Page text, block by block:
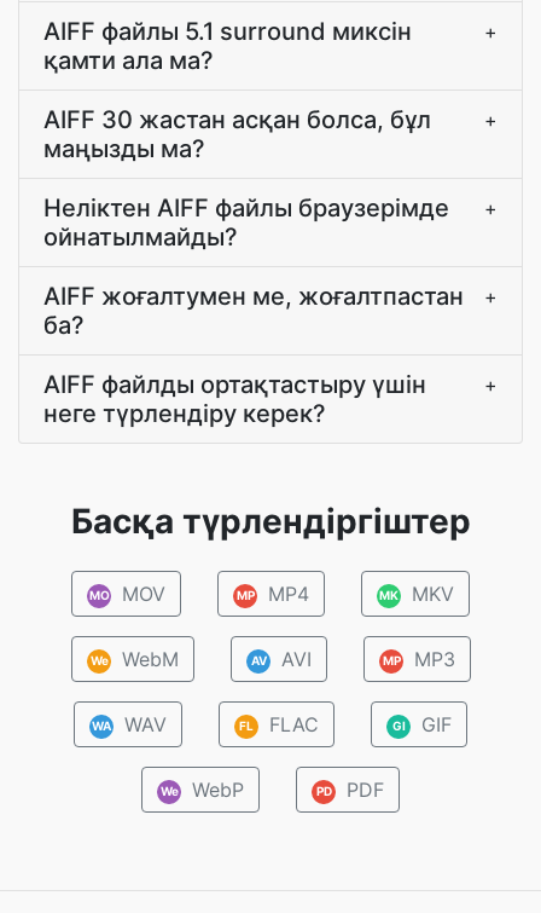
AIFF файлы 5.1 surround миксін
қамти ала ма?
+
AIFF 30 жастан асқан болса, бұл
маңызды ма?
+
Неліктен AIFF файлы браузерімде
ойнатылмайды?
+
AIFF жоғалтумен ме, жоғалтпастан
ба?
+
AIFF файлды ортақтастыру үшін
неге түрлендіру керек?
+
Басқа түрлендіргіштер
MO MOV MP MP4 MK MKV
We WebM AV AVI MP MP3
WA WAV FL FLAC GI GIF
We WebP PD PDF